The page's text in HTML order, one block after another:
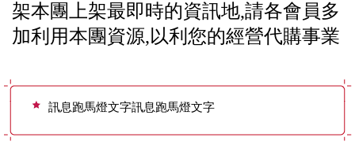
架本團上架最即時的資訊地,請各會員多
加利用本團資源,以利您的經營代購事業
訊息跑馬燈文字訊息跑馬燈文字
訊息跑馬燈文字訊息跑馬燈文字
訊息跑馬燈文字訊息跑馬燈文字